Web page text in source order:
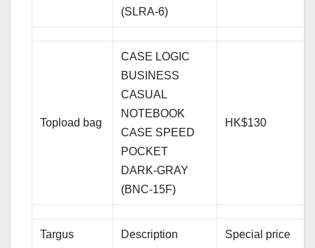
(SLRA-6)
Topload bag
CASE LOGIC
BUSINESS
CASUAL
NOTEBOOK
CASE SPEED
POCKET
DARK-GRAY
(BNC-15F)
HK$130
Targus Description Special price